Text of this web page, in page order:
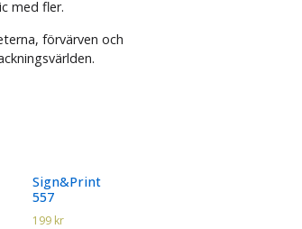
med fler.
förvärven och
Sign&Print
557
199 kr